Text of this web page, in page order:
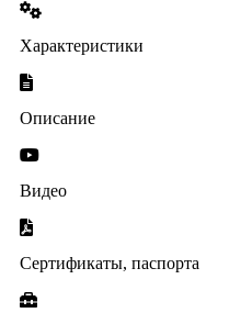
Характеристики
Описание
Видео
Сертификаты, паспорта